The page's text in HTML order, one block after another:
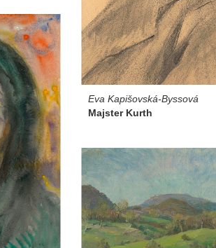
Eva Kapišovská-Byssová
Majster Kurth